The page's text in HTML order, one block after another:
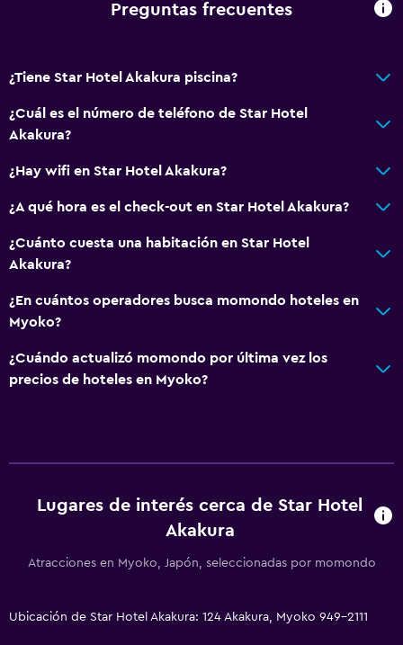
Preguntas frecuentes
¿Tiene Star Hotel Akakura piscina?
¿Cuál es el número de teléfono de Star Hotel
Akakura?
¿Hay wifi en Star Hotel Akakura?
¿A qué hora es el check-out en Star Hotel Akakura?
¿Cuánto cuesta una habitación en Star Hotel
Akakura?
¿En cuántos operadores busca momondo hoteles en
Myoko?
¿Cuándo actualizó momondo por última vez los
precios de hoteles en Myoko?
Lugares de interés cerca de Star Hotel
Akakura
Atracciones en Myoko, Japón, seleccionadas por momondo
Ubicación de Star Hotel Akakura: 124 Akakura, Myoko 949-2111